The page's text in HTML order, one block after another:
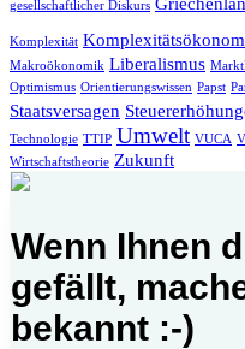
gesellschaftlicher Diskurs
Komplexität
Makroökonomik Liberalismus
Optimismus Orientierungswissen Papst
Staatsversagen
Technologie TTIP Umwelt VUCA
Wirtschaftstheorie Zukunft
Wenn Ihnen
gefällt,
bekannt :-)